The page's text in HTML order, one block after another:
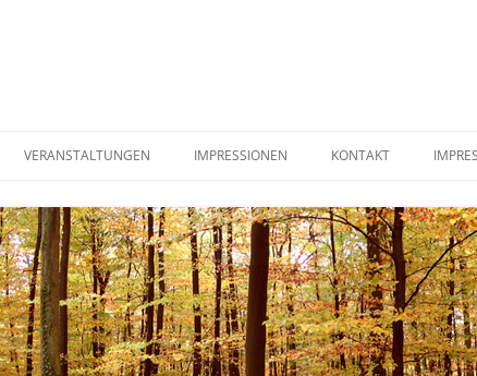
VERANSTALTUNGEN IMPRESSIONEN KONTAKT